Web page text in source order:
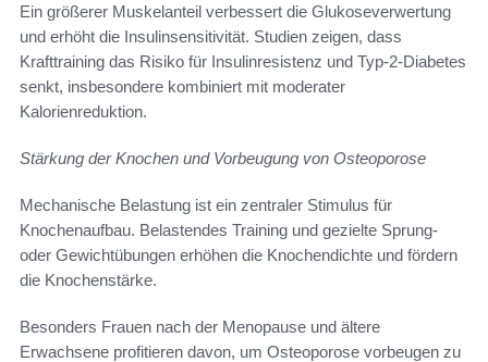
Ein größerer Muskelanteil verbessert die Glukoseverwertung
und erhöht die Insulinsensitivität. Studien zeigen, dass
Krafttraining das Risiko für Insulinresistenz und Typ‑2‑Diabetes
senkt, insbesondere kombiniert mit moderater
Kalorienreduktion.
Stärkung der Knochen und Vorbeugung von Osteoporose
Mechanische Belastung ist ein zentraler Stimulus für
Knochenaufbau. Belastendes Training und gezielte Sprung-
oder Gewichtübungen erhöhen die Knochendichte und fördern
die Knochenstärke.
Besonders Frauen nach der Menopause und ältere
Erwachsene profitieren davon, um Osteoporose vorbeugen zu